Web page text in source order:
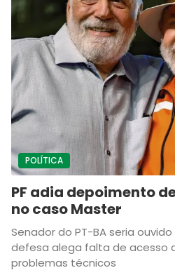
POLÍTICA
PF adia depoimento
no caso Master
Senador do PT-BA seria
defesa alega falta de acesso
problemas técnicos